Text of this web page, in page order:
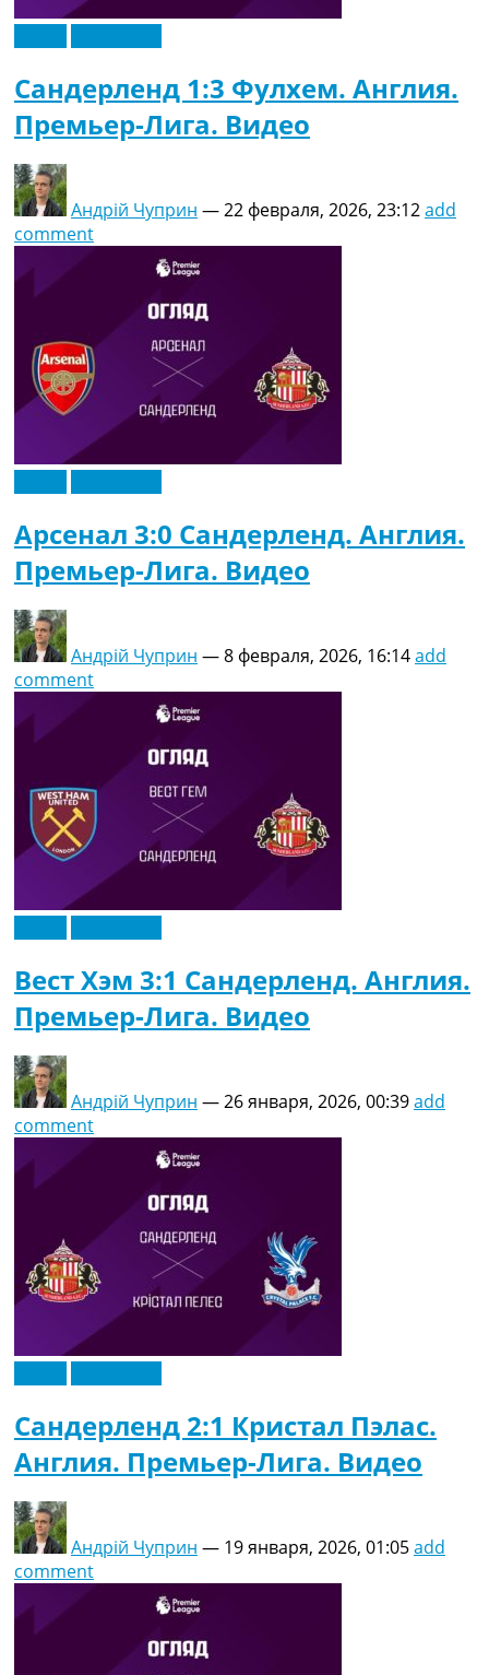
Сандерленд 1:3 Фулхем. Англия.
Премьер-Лига. Видео
Андрій Чуприн —22 февраля, 2026, 23:12add
comment
Арсенал 3:0 Сандерленд. Англия.
Премьер-Лига. Видео
Андрій Чуприн —8 февраля, 2026, 16:14add
comment
Вест Хэм 3:1 Сандерленд. Англия.
Премьер-Лига. Видео
Андрій Чуприн —26 января, 2026, 00:39add
comment
Сандерленд 2:1 Кристал Пэлас.
Англия. Премьер-Лига. Видео
Андрій Чуприн — 19 января, 2026, 01:05add
comment